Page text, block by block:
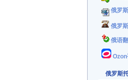
俄罗
俄罗
俄语
俄罗斯